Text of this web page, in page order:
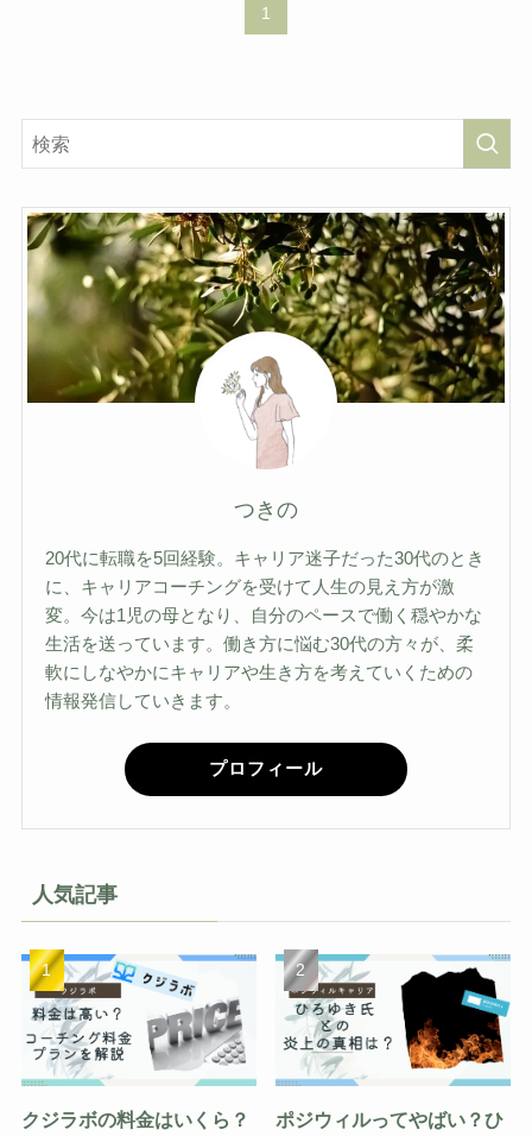
1
つきの
20代に転職を5回経験。キャリア迷子だった30代のとき
に、キャリアコーチングを受けて人生の見え方が激
変。今は1児の母となり、自分のペースで働く穏やかな
生活を送っています。働き方に悩む30代の方々が、柔
軟にしなやかにキャリアや生き方を考えていくための
情報発信していきます。
プロフィール
人気記事
クジラボの料金はいくら？
ポジウィルってやばい？ひ